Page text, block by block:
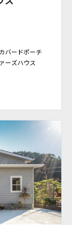
バードポーチ
ーズハウス